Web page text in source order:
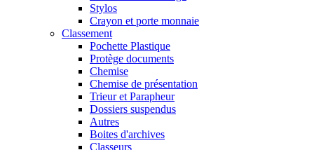
Stylos
Crayon et porte monnaie
Classement
Pochette Plastique
Protège documents
Chemise
Chemise de présentation
Trieur et Parapheur
Dossiers suspendus
Autres
Boites d'archives
Classeurs